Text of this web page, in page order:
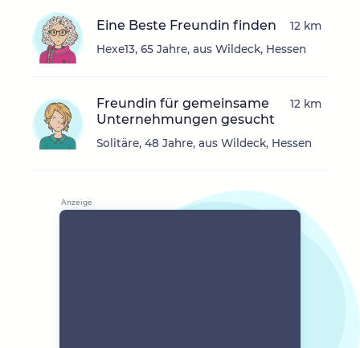
Eine Beste Freundin finden
Hexe13, 65 Jahre, aus Wildeck, Hessen
12 km
Freundin für gemeinsame
Unternehmungen gesucht
Solitäre, 48 Jahre, aus Wildeck, Hessen
12 km